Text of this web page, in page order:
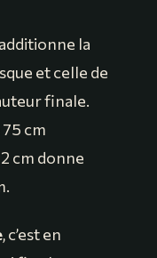
la
et celle de
finale.
cm
cm donne
, c’est en